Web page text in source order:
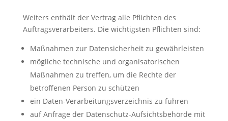
Weiters enthält der Vertrag alle Pflichten des
Auftragsverarbeiters. Die wichtigsten Pflichten sind:
Maßnahmen zur Datensicherheit zu gewährleisten
mögliche technische und organisatorischen
Maßnahmen zu treffen, um die Rechte der
betroffenen Person zu schützen
ein Daten-Verarbeitungsverzeichnis zu führen
auf Anfrage der Datenschutz-Aufsichtsbehörde mit